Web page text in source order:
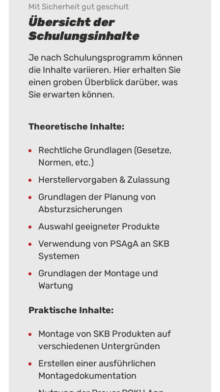
Mit Sicherheit gut geschult
Übersicht der
Schulungsinhalte
Je nach Schulungsprogramm können
die Inhalte variieren. Hier erhalten Sie
einen groben Überblick darüber, was
Sie erwarten können.
Theoretische Inhalte:
Rechtliche Grundlagen (Gesetze,
Normen, etc.)
Herstellervorgaben & Zulassung
Grundlagen der Planung von
Absturzsicherungen
Auswahl geeigneter Produkte
Verwendung von PSAgA an SKB
Systemen
Grundlagen der Montage und
Wartung
Praktische Inhalte:
Montage von SKB Produkten auf
verschiedenen Untergründen
Erstellen einer ausführlichen
Montagedokumentation